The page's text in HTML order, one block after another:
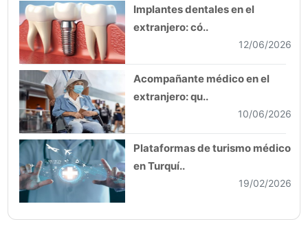
Implantes dentales en el
extranjero: có..
12/06/2026
Acompañante médico en el
extranjero: qu..
10/06/2026
Plataformas de turismo médico
en Turquí..
19/02/2026